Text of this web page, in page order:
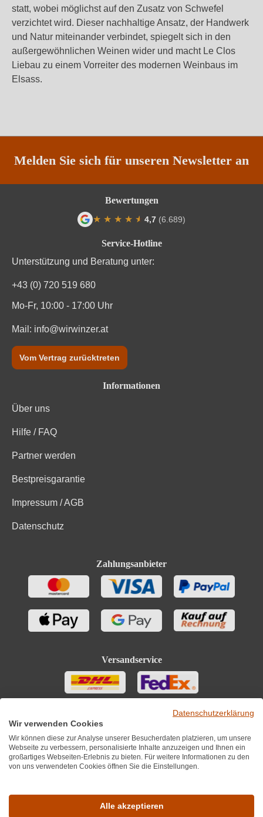
statt, wobei möglichst auf den Zusatz von Schwefel
verzichtet wird. Dieser nachhaltige Ansatz, der Handwerk
und Natur miteinander verbindet, spiegelt sich in den
außergewöhnlichen Weinen wider und macht Le Clos
Liebau zu einem Vorreiter des modernen Weinbaus im
Elsass.
Melden Sie sich für unseren Newsletter an
Service-Hotline
Unterstützung und Beratung unter:
+43 (0) 720 519 680
Mo-Fr, 10:00 - 17:00 Uhr
Mail: info@wirwinzer.at
Vom Vertrag zurücktreten
Informationen
Über uns
Hilfe / FAQ
Partner werden
Bestpreisgarantie
Impressum / AGB
Datenschutz
Zahlungsanbieter
Versandservice
Bewertungen
★ ★ ★ ★ ★
★ 4,7 (6.689)
Datenschutzerklärung
Wir verwenden Cookies
Wir können diese zur Analyse unserer Besucherdaten platzieren, um unsere
Webseite zu verbessern, personalisierte Inhalte anzuzeigen und Ihnen ein
großartiges Webseiten-Erlebnis zu bieten. Für weitere Informationen zu den
von uns verwendeten Cookies öffnen Sie die Einstellungen.
Alle akzeptieren